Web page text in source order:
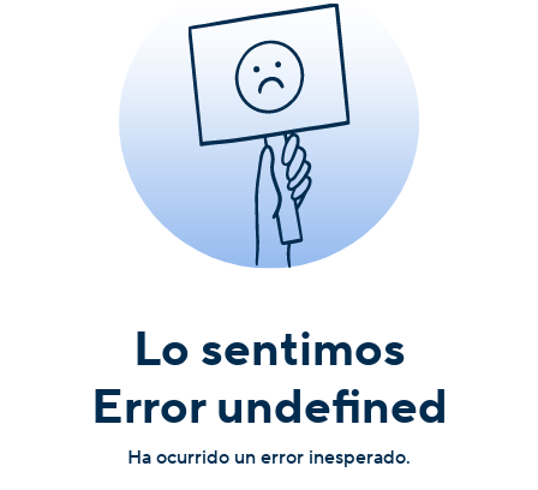
Lo sentimos
Error undefined
Ha ocurrido un error inesperado.